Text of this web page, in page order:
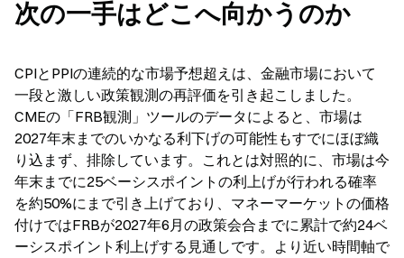
次の一手はどこへ向かうのか
CPIとPPIの連続的な市場予想超えは、金融市場において
一段と激しい政策観測の再評価を引き起こしました。
CMEの「FRB観測」ツールのデータによると、市場は
2027年末までのいかなる利下げの可能性もすでにほぼ織
り込まず、排除しています。これとは対照的に、市場は今
年末までに25ベーシスポイントの利上げが行われる確率
を約50%にまで引き上げており、マネーマーケットの価格
付けではFRBが2027年6月の政策会合までに累計で約24ベ
ーシスポイント利上げする見通しです。より近い時間軸で